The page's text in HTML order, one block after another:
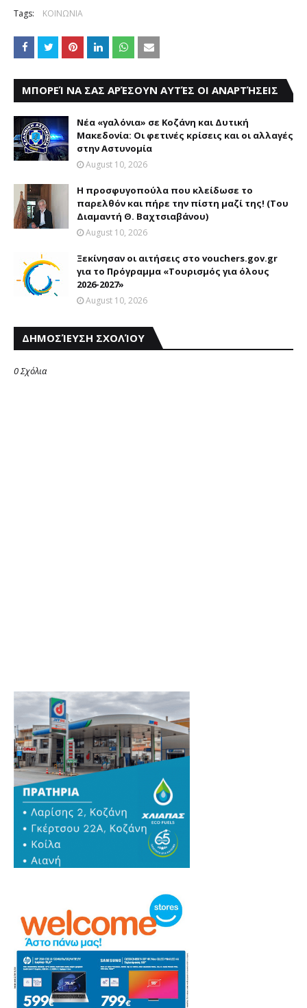
Tags: ΚΟΙΝΩΝΙΑ
ΜΠΟΡΕΊ ΝΑ ΣΑΣ ΑΡΈΣΟΥΝ ΑΥΤΈΣ ΟΙ ΑΝΑΡΤΉΣΕΙΣ
Νέα «γαλόνια» σε Κοζάνη και Δυτική
Μακεδονία: Οι φετινές κρίσεις και οι αλλαγές
στην Αστυνομία
August 10, 2026
Η προσφυγοπούλα που κλείδωσε το
παρελθόν και πήρε την πίστη μαζί της! (Του
Διαμαντή Θ. Βαχτσιαβάνου)
August 10, 2026
Ξεκίνησαν οι αιτήσεις στο vouchers.gov.gr
για το Πρόγραμμα «Τουρισμός για όλους
2026-2027»
August 10, 2026
ΔΗΜΟΣΊΕΥΣΗ ΣΧΟΛΊΟΥ
0 Σχόλια